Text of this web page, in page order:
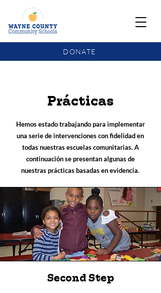
DONATE
Prácticas
Hemos estado trabajando para implementar
una serie de intervenciones con fidelidad en
todas nuestras escuelas comunitarias. A
continuación se presentan algunas de
nuestras prácticas basadas en evidencia.
Second Step